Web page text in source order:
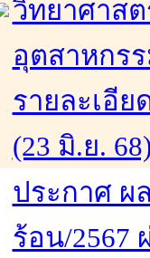
วิทยาศาส
อุตสาหกร
รายละเอีย
(23 มิ.ย.
ประกาศ ผ
ร้อน/2567